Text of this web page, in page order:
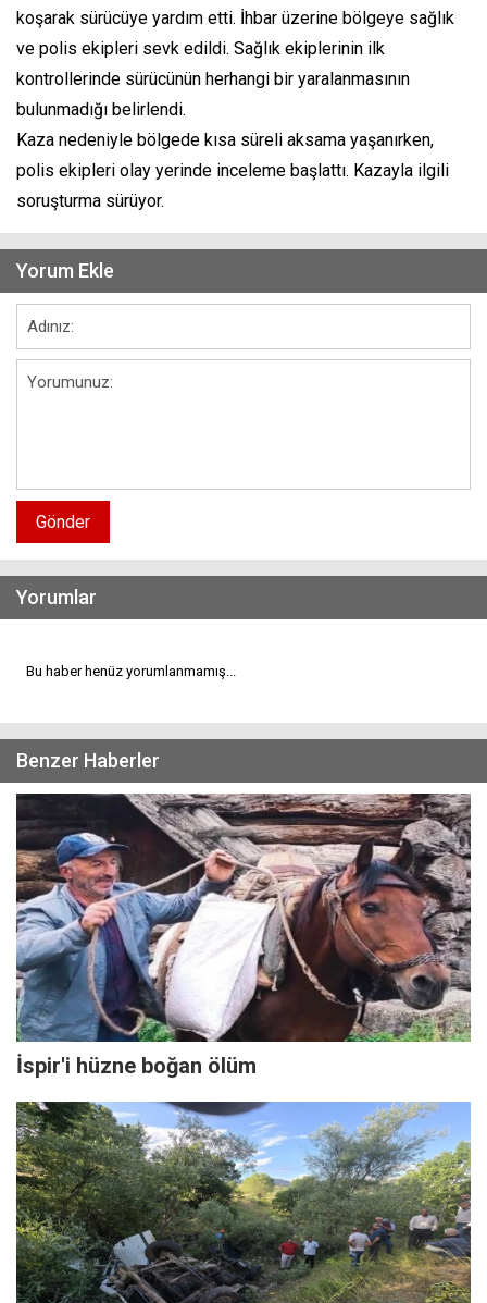
koşarak sürücüye yardım etti. İhbar üzerine bölgeye sağlık
ve polis ekipleri sevk edildi. Sağlık ekiplerinin ilk
kontrollerinde sürücünün herhangi bir yaralanmasının
bulunmadığı belirlendi.
Kaza nedeniyle bölgede kısa süreli aksama yaşanırken,
polis ekipleri olay yerinde inceleme başlattı. Kazayla ilgili
soruşturma sürüyor.
Yorum Ekle
Gönder
Yorumlar
Bu haber henüz yorumlanmamış...
Benzer Haberler
İspir'i hüzne boğan ölüm